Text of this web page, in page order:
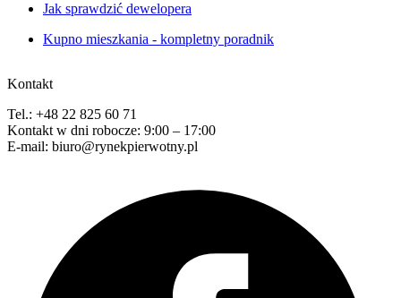
Jak sprawdzić dewelopera
Kupno mieszkania - kompletny poradnik
Kontakt
Tel.: +48 22 825 60 71
Kontakt w dni robocze: 9:00 – 17:00
E-mail: biuro@rynekpierwotny.pl